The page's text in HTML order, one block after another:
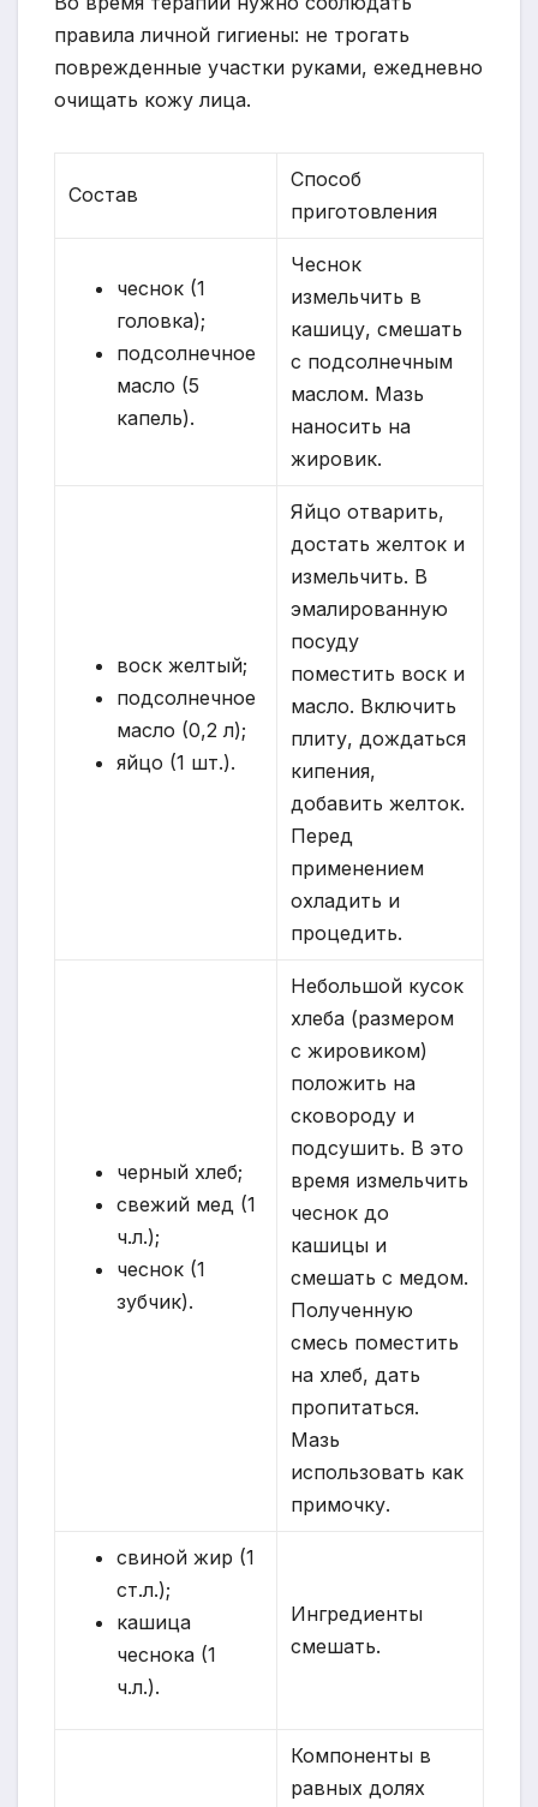
правила личной гигиены: не трогать
поврежденные участки руками, ежедневно
очищать кожу лица.
Состав
Способ
приготовления
чеснок (1
головка);
подсолнечное
масло (5
капель).
Чеснок
измельчить в
кашицу, смешать
с подсолнечным
маслом. Мазь
наносить на
жировик.
воск желтый;
подсолнечное
масло (0,2 л);
яйцо (1 шт.).
Яйцо отварить,
достать желток и
измельчить. В
эмалированную
посуду
поместить воск и
масло. Включить
плиту, дождаться
кипения,
добавить желток.
Перед
применением
охладить и
процедить.
черный хлеб;
свежий мед (1
ч.л.);
чеснок (1
зубчик).
Небольшой кусок
хлеба (размером
с жировиком)
положить на
сковороду и
подсушить. В это
время измельчить
чеснок до
кашицы и
смешать с медом.
Полученную
смесь поместить
на хлеб, дать
пропитаться.
Мазь
использовать как
примочку.
свиной жир (1
ст.л.);
кашица
чеснока (1
ч.л.).
Ингредиенты
смешать.
Компоненты в
равных долях